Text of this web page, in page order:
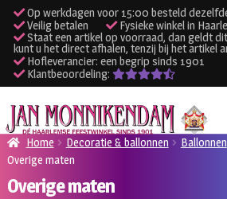
Op werkdagen voor 15:00 besteld
Veilig betalen
Fysieke winkel in
Staat een artikel op voorraad, dan geldt
kunt u het direct afhalen, tenzij bij het artikel
Hofleverancier: een begrip sinds 1901
Klantbeoordeling:
Ga
door
naar
navigatie
Ga
naar
de
inhoud Verhuur kleding
Home Decoratie & ballonnen Ballonnen
Overige maten
Overige maten